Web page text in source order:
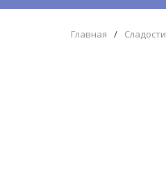
Главная / Сладости